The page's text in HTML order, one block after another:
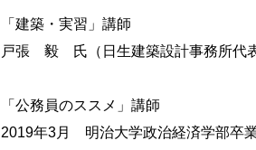
「建築・実習」講師
戸張 毅 氏（日生建築設計事務所代
「公務員のススメ」講師
2019年3月 明治大学政治経済学部卒